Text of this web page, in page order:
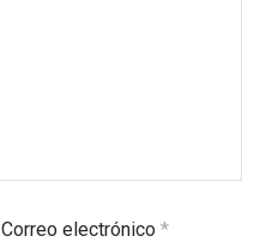
Correo electrónico*